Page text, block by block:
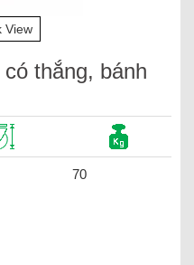
View
thắng, bánh
70